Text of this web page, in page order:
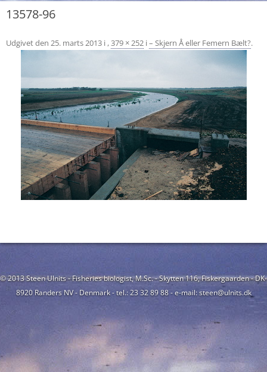
13578-96
Udgivet den 25. marts 2013 i ,379 × 252 i– Skjern Å eller Femern Bælt?.
© 2013 Steen Ulnits - Fisheries biologist, M.Sc. - Skytten 116, Fiskergaarden - DK-
8920 Randers NV - Denmark - tel.: 23 32 89 88 - e-mail: steen@ulnits.dk